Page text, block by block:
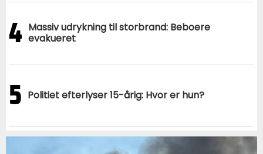
4 Massiv udrykning til storbrand: Beboere
evakueret
5 Politiet efterlyser 15-årig: Hvor er hun?